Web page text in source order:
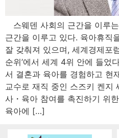
스웨덴 사회의 근간을 이루는
근간을 이루고 있다. 육아휴직
잘 갖춰져 있으며, 세계경제포
순위’에서 세계 4위 안에 들었
서 결혼과 육아를 경험하고 현
교수로 재직 중인 스즈키 켄지
사・육아 참여를 촉진하기 위
육아에 […]